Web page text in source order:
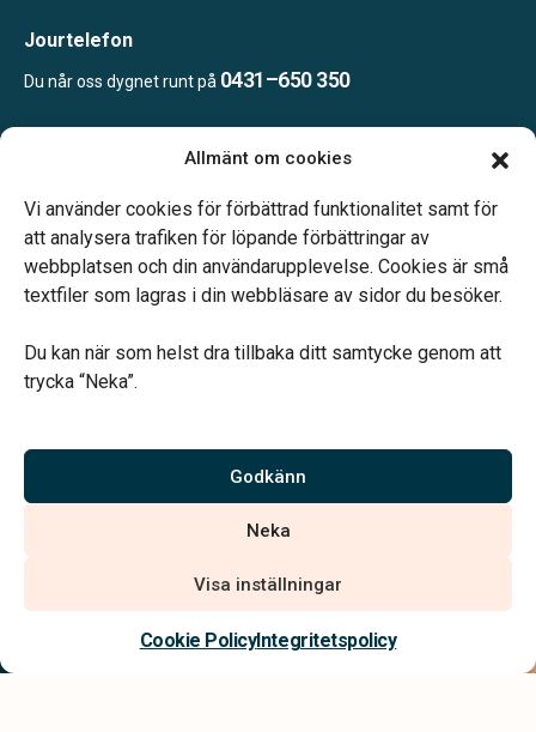
Allmänt om cookies
Vi använder cookies för förbättrad funktionalitet samt för
att analysera trafiken för löpande förbättringar av
webbplatsen och din användarupplevelse. Cookies är små
textfiler som lagras i din webbläsare av sidor du besöker.
Du kan när som helst dra tillbaka ditt samtycke genom att
trycka “Neka”.
Godkänn
Neka
Visa inställningar
Cookie PolicyIntegritetspolicy
Kontakta oss
Jourtelefon
Du når oss dygnet runt på 0431–650 350
Måndag-fredag 09.00–16.00.
Telefonjour dygnet runt.
Vi är auktoriserade av Sveriges Begravningsbyråers Förbund och
har högt ställda krav på utbildning, kvalitet, miljö och arbetsmiljö.